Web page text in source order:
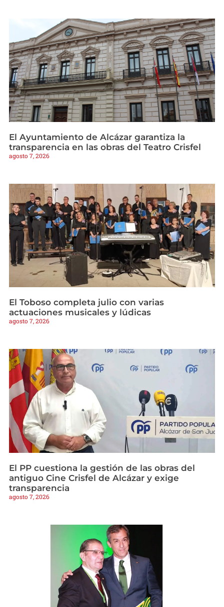
El Ayuntamiento de Alcázar garantiza la
transparencia en las obras del Teatro Crisfel
agosto 7, 2026
El Toboso completa julio con varias
actuaciones musicales y lúdicas
agosto 7, 2026
El PP cuestiona la gestión de las obras del
antiguo Cine Crisfel de Alcázar y exige
transparencia
agosto 7, 2026